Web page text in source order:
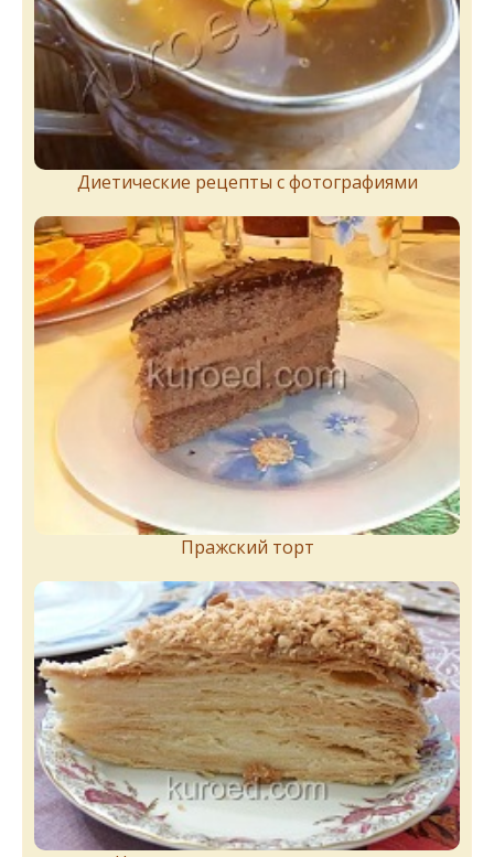
Диетические рецепты с фотографиями
Пражский торт